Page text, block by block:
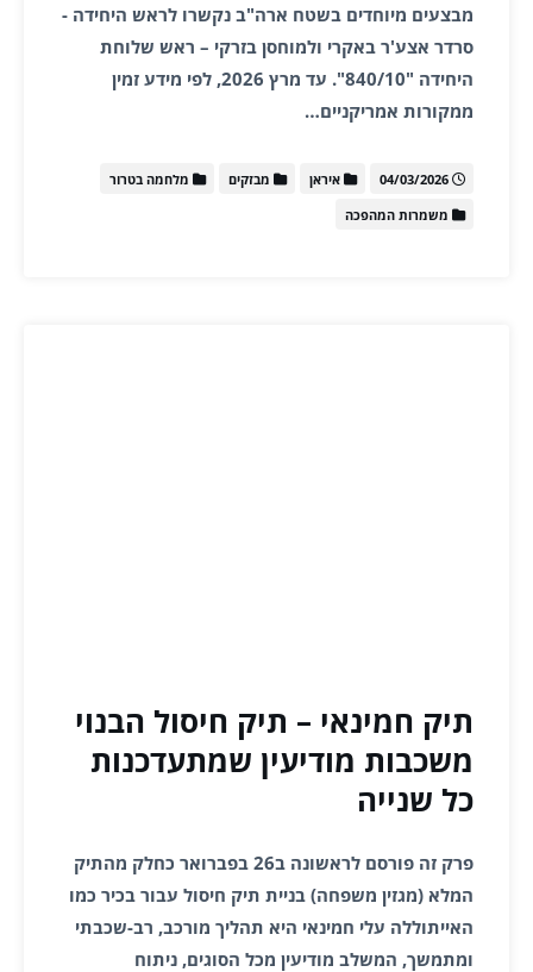
מבצעים מיוחדים בשטח ארה"ב נקשרו לראש היחידה -
סרדר אצע'ר באקרי ולמוחסן בזרקי – ראש שלוחת
היחידה "840/10". עד מרץ 2026, לפי מידע זמין
ממקורות אמריקניים…
04/03/2026 איראן מבזקים
מלחמה בטרור
משמרות המהפכה
תיק חמינאי – תיק חיסול הבנוי
משכבות מודיעין שמתעדכנות
כל שנייה
פרק זה פורסם לראשונה ב26 בפברואר כחלק מהתיק
המלא (מגזין משפחה) בניית תיק חיסול עבור בכיר כמו
האייתוללה עלי חמינאי היא תהליך מורכב, רב-שכבתי
ומתמשך, המשלב מודיעין מכל הסוגים, ניתוח